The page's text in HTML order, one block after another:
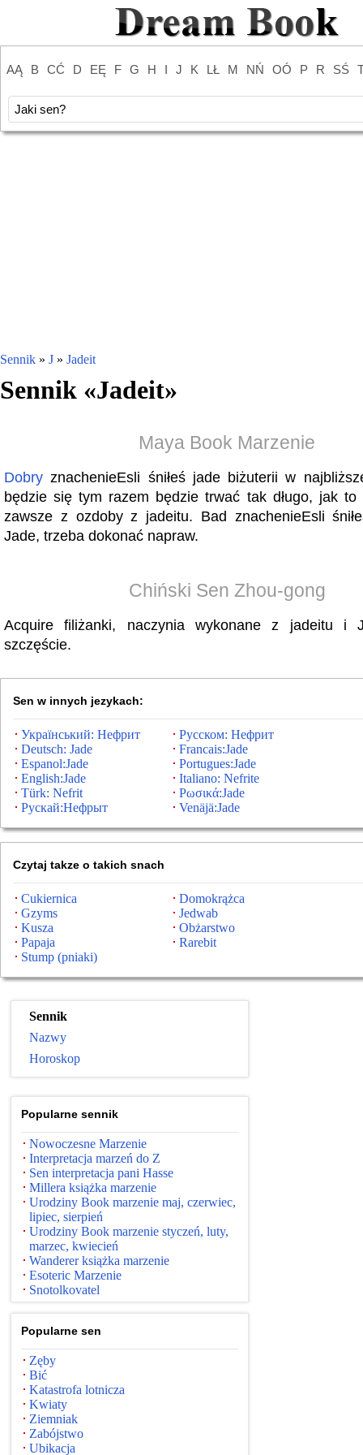
AĄ B CĆ D EĘ F G H I J K LŁ M NŃ OÓ P R SŚ
Sennik » J » Jadeit
Sennik «Jadeit»
Maya Book Marzenie
Dobry znachenieEsli śniłeś jade biżuterii w
będzie się tym razem będzie trwać tak długo, jak to
zawsze z ozdoby z jadeitu. Bad znachenieEsli
Jade, trzeba dokonać napraw.
Chiński Sen Zhou-gong
Acquire filiżanki, naczynia wykonane z jadeitu i
szczęście.
Sen w innych jezykach:
Український: Нефрит
Русском: Нефрит
Deutsch: Jade
Francais:Jade
Espanol:Jade
Portugues:Jade
English:Jade
Italiano: Nefrite
Türk: Nefrit
Ρωσικά:Jade
Рускай:Нефрыт
Venäjä:Jade
Czytaj takze o takich snach
Cukiernica
Domokrążca
Gzyms
Jedwab
Kusza
Obżarstwo
Papaja
Rarebit
Stump (pniaki)
Sennik
Nazwy
Horoskop
Popularne sennik
Nowoczesne Marzenie
Interpretacja marzeń do Z
Sen interpretacja pani Hasse
Millera książka marzenie
Urodziny Book marzenie maj, czerwiec,
lipiec, sierpień
Urodziny Book marzenie styczeń, luty,
marzec, kwiecień
Wanderer książka marzenie
Esoteric Marzenie
Snotolkovatel
Popularne sen
Zęby
Bić
Katastrofa lotnicza
Kwiaty
Ziemniak
Zabójstwo
Ubikacja